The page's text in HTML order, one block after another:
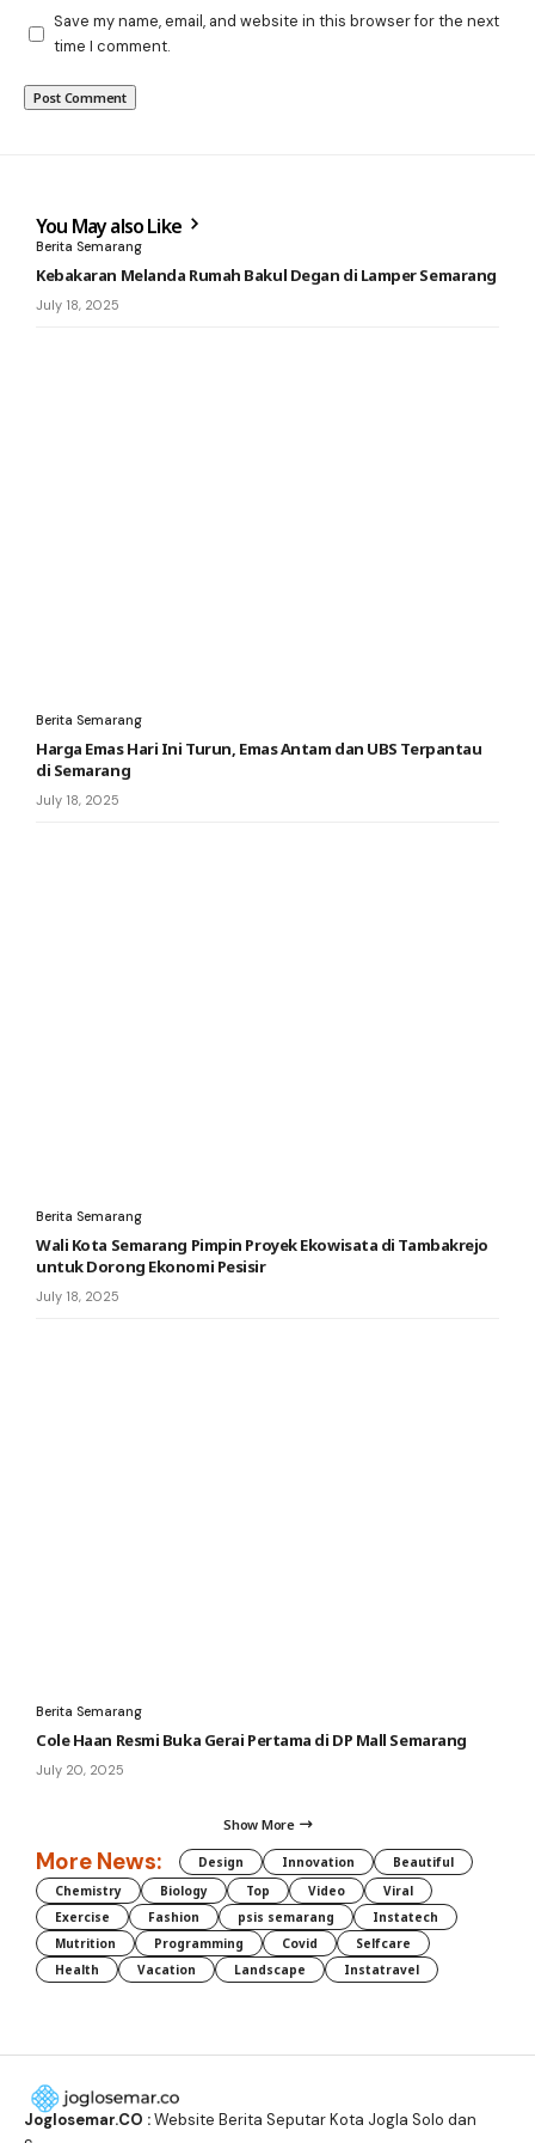
Save my name, email, and website in this browser for the next
time I comment.
You May also Like
Berita Semarang
Kebakaran Melanda Rumah Bakul Degan di Lamper Semarang
July 18, 2025
Berita Semarang
Harga Emas Hari Ini Turun, Emas Antam dan UBS Terpantau
di Semarang
July 18, 2025
Berita Semarang
Wali Kota Semarang Pimpin Proyek Ekowisata di Tambakrejo
untuk Dorong Ekonomi Pesisir
July 18, 2025
Berita Semarang
Cole Haan Resmi Buka Gerai Pertama di DP Mall Semarang
July 20, 2025
Show More
More News: Design Innovation
Beautiful
Chemistry
Biology Top Video
Viral
Exercise
Fashion psis semarang
Instatech
Mutrition
Programming Covid
Selfcare
Health
Vacation Landscape Instatravel
Joglosemar.CO :Website Berita Seputar Kota Jogla Solo dan